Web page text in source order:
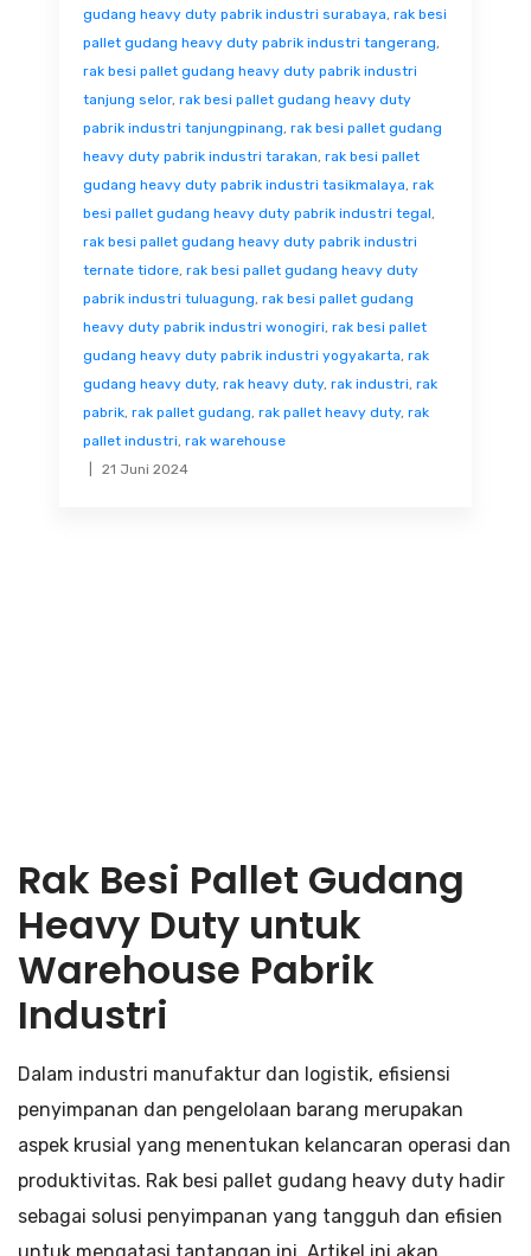
gudang heavy duty pabrik industri surabaya, rak besi
pallet gudang heavy duty pabrik industri tangerang,
rak besi pallet gudang heavy duty pabrik industri
tanjung selor, rak besi pallet gudang heavy duty
pabrik industri tanjungpinang, rak besi pallet gudang
heavy duty pabrik industri tarakan, rak besi pallet
gudang heavy duty pabrik industri tasikmalaya, rak
besi pallet gudang heavy duty pabrik industri tegal,
rak besi pallet gudang heavy duty pabrik industri
ternate tidore, rak besi pallet gudang heavy duty
pabrik industri tuluagung, rak besi pallet gudang
heavy duty pabrik industri wonogiri, rak besi pallet
gudang heavy duty pabrik industri yogyakarta, rak
gudang heavy duty, rak heavy duty, rak industri, rak
pabrik, rak pallet gudang, rak pallet heavy duty, rak
pallet industri, rak warehouse
21 Juni 2024
Rak Besi Pallet Gudang
Heavy Duty untuk
Warehouse Pabrik
Industri
Dalam industri manufaktur dan logistik, efisiensi
penyimpanan dan pengelolaan barang merupakan
aspek krusial yang menentukan kelancaran operasi dan
produktivitas. Rak besi pallet gudang heavy duty hadir
sebagai solusi penyimpanan yang tangguh dan efisien